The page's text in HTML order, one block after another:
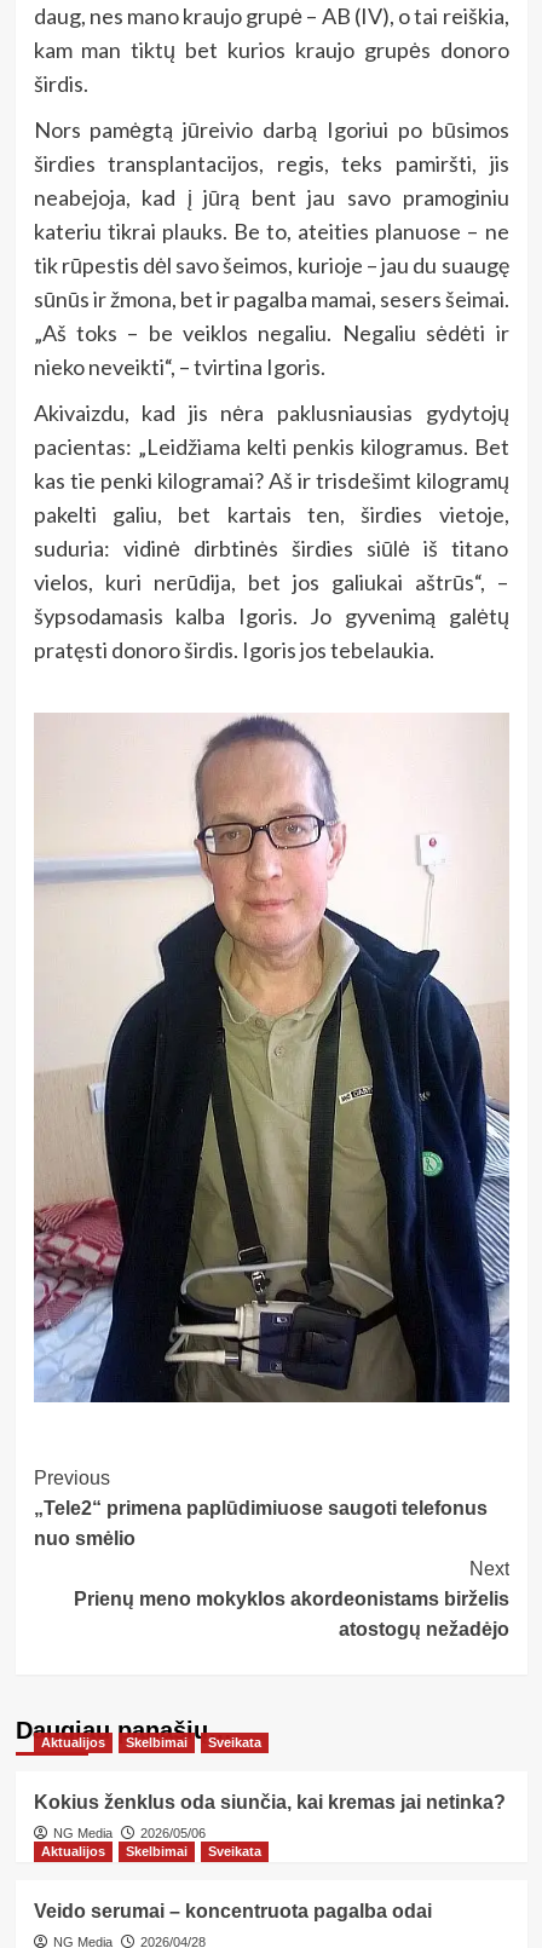
daug, nes mano kraujo grupė – AB (IV), o tai reiškia,
kam man tiktų bet kurios kraujo grupės donoro
širdis.
Nors pamėgtą jūreivio darbą Igoriui po būsimos
širdies transplantacijos, regis, teks pamiršti, jis
neabejoja, kad į jūrą bent jau savo pramoginiu
kateriu tikrai plauks. Be to, ateities planuose – ne
tik rūpestis dėl savo šeimos, kurioje – jau du suaugę
sūnūs ir žmona, bet ir pagalba mamai, sesers šeimai.
„Aš toks – be veiklos negaliu. Negaliu sėdėti ir
nieko neveikti“, – tvirtina Igoris.
Akivaizdu, kad jis nėra paklusniausias gydytojų
pacientas: „Leidžiama kelti penkis kilogramus. Bet
kas tie penki kilogramai? Aš ir trisdešimt kilogramų
pakelti galiu, bet kartais ten, širdies vietoje,
suduria: vidinė dirbtinės širdies siūlė iš titano
vielos, kuri nerūdija, bet jos galiukai aštrūs“, –
šypsodamasis kalba Igoris. Jo gyvenimą galėtų
pratęsti donoro širdis. Igoris jos tebelaukia.
Post
Navigation
Previous
„Tele2“ primena paplūdimiuose saugoti telefonus
nuo smėlio
Next
Prienų meno mokyklos akordeonistams birželis
atostogų nežadėjo
Daugiau panašių…
Aktualijos Skelbimai Sveikata
Kokius ženklus oda siunčia, kai kremas jai netinka?
NG Media
2026/05/06
Aktualijos
Skelbimai Sveikata
Veido serumai – koncentruota pagalba odai
NG Media 2026/04/28